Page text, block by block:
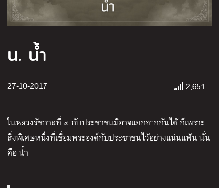
น. น้ำ
27-10-2017 2,651
ในหลวงรัชกาลที่ ๙ กับประชาชนมิอาจแยกจากกันได้ ก็เพราะ
สิ่งพิเศษหนึ่งที่เชื่อมพระองค์กับประชาชนไว้อย่างแน่นแฟ้น นั่น
คือ น้ำ